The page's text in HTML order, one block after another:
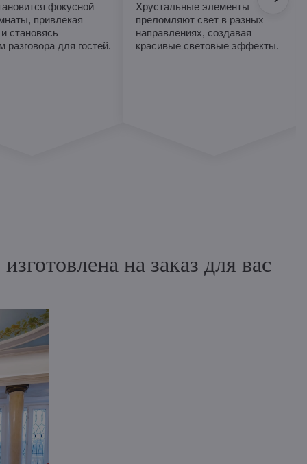
фокусной
привлекая
становясь
разговора для гостей.
Хрустальные элементы
преломляют свет в разных
направлениях, создавая
красивые световые эффекты.
на заказ для вас